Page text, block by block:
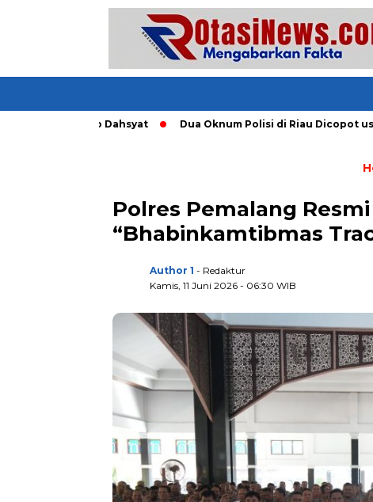
Tornado Dahsyat Dua Oknum Polisi di Riau Dicopot usai
Polres Pemalang
“Bhabinkamtibmas
Author 1 - Redaktur
Kamis, 11 Juni 2026 - 06:30 WIB